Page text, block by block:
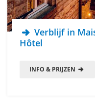
Verblijf in
Hôtel
INFO & PRIJZEN